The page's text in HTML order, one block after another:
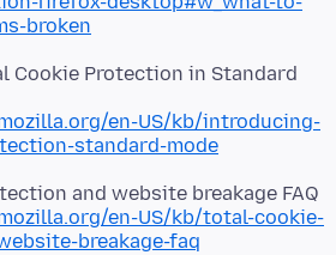
broken
Cookie Protection in Standard
en-US/kb/introducing-
standard-mode
en-US/kb/total-cookie-
breakage-faq